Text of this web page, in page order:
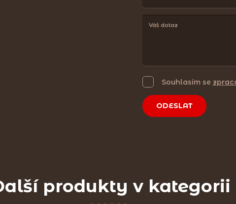
Souhlasím se
ODESLAT
produkty v kategorii